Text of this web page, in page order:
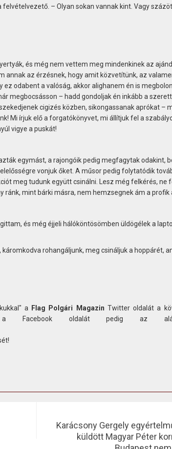
– Olyan sokan vannak kint. Vagy
és még nem vettem meg mindenkinek az
annak az érzésnek, hogy amit közvetítünk, az
ez odabent a valóság, akkor alighanem én is
megbocsásson – hadd gondoljak én inkább a
cigizés közben, sikongassanak aprókat –
Mi írjuk elő a forgatókönyvet, mi állítjuk fel a
vigye a puskát!
egymást, a rajongóik pedig megfagytak odakint,
vonjuk őket. A műsor pedig folytatódik
meg tudunk együtt csinálni. Lesz még felkérés, ne
ránk, mint bárki másra, nem hemzsegnek ám a profik
és még éjjeli hálóköntösömben üldögélek a
rohangáljunk, meg csináljuk a hoppárét,
a
Flag Polgári Magazin Twitter oldalát a
Facebook oldalát pedig az
Karácsony Gergely
küldött Magyar Péter